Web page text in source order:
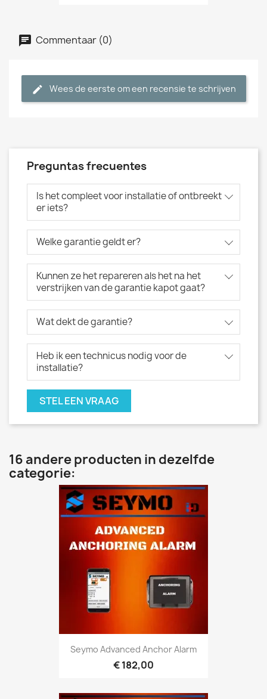
Commentaar (0)
Wees de eerste om een recensie te schrijven
Preguntas frecuentes
Is het compleet voor installatie of ontbreekt
er iets?
Welke garantie geldt er?
Kunnen ze het repareren als het na het
verstrijken van de garantie kapot gaat?
Wat dekt de garantie?
Heb ik een technicus nodig voor de
installatie?
STEL EEN VRAAG
16 andere producten in dezelfde
categorie:
Seymo Advanced Anchor Alarm
€ 182,00